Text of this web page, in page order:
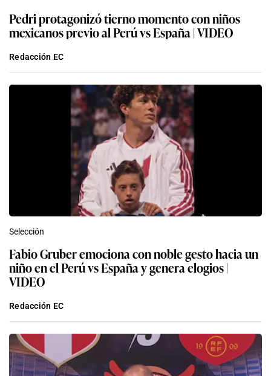
Pedri protagonizó tierno momento con niños
mexicanos previo al Perú vs España | VIDEO
Redacción EC
Selección
Fabio Gruber emociona con noble gesto hacia un
niño en el Perú vs España y genera elogios |
VIDEO
Redacción EC